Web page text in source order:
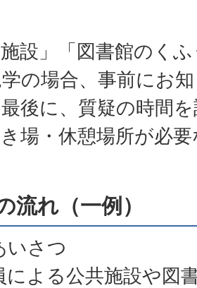
施設」「図書館のく
の場合、事前にお
後に、質疑の時間
場・休憩場所が必
流れ（一例）
いさつ
による公共施設や図